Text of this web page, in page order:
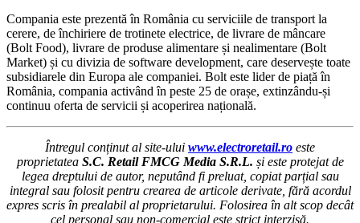
Compania este prezentă în România cu serviciile de transport la
cerere, de închiriere de trotinete electrice, de livrare de mâncare
(Bolt Food), livrare de produse alimentare și nealimentare (Bolt
Market) și cu divizia de software development, care deservește toate
subsidiarele din Europa ale companiei. Bolt este lider de piață în
România, compania activând în peste 25 de orașe, extinzându-și
continuu oferta de servicii și acoperirea națională.
Întregul conținut al site-ului www.electroretail.ro este
proprietatea S.C. Retail FMCG Media S.R.L. și este protejat de
legea dreptului de autor, neputând fi preluat, copiat parțial sau
integral sau folosit pentru crearea de articole derivate, fără acordul
expres scris în prealabil al proprietarului. Folosirea în alt scop decât
cel personal sau non-comercial este strict interzisă.